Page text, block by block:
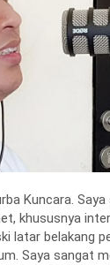
Kuncara.
khususnya
latar belakang
Saya sangat